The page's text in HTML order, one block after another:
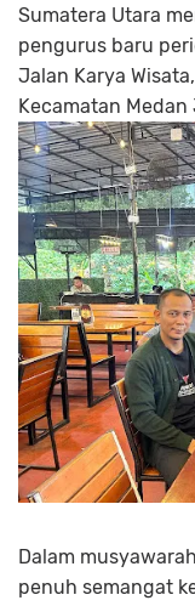
Sumatera Utara
pengurus baru
Jalan Karya
Kecamatan Medan
Dalam
penuh semangat